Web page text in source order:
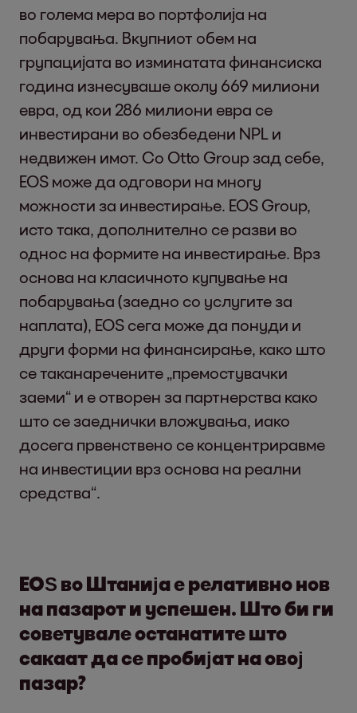
во голема мера во портфолија на
побарувања. Вкупниот обем на
групацијата во изминатата финансиска
година изнесуваше околу 669 милиони
евра, од кои 286 милиони евра се
инвестирани во обезбедени NPL и
недвижен имот. Со Otto Group зад себе,
EOS може да одговори на многу
можности за инвестирање. EOS Group,
исто така, дополнително се разви во
однос на формите на инвестирање. Врз
основа на класичното купување на
побарувања (заедно со услугите за
наплата), EOS сега може да понуди и
други форми на финансирање, како што
се таканаречените „премостувачки
заеми“ и е отворен за партнерства како
што се заеднички вложувања, иако
досега првенствено се концентриравме
на инвестиции врз основа на реални
средства“.
ЕОЅ во Штанија е релативно нов
на пазарот и успешен. Што би ги
советувале останатите што
сакаат да се пробијат на овој
пазар?